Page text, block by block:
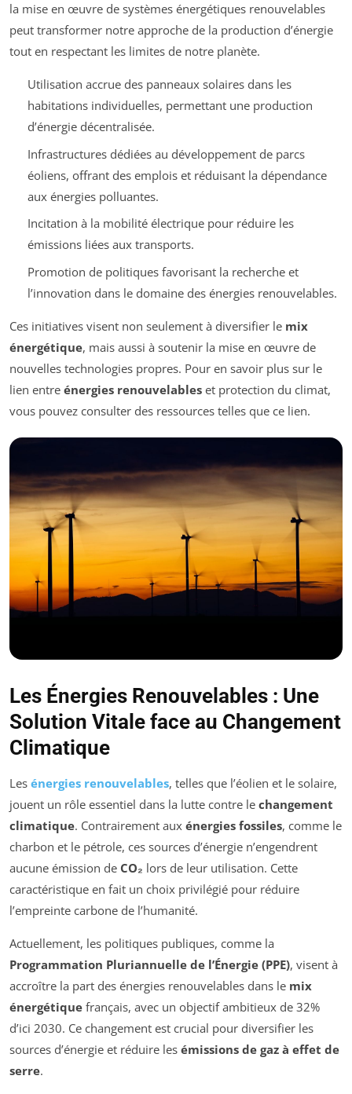
la mise en œuvre de systèmes énergétiques renouvelables
peut transformer notre approche de la production d’énergie
tout en respectant les limites de notre planète.
Utilisation accrue des panneaux solaires dans les
habitations individuelles, permettant une production
d’énergie décentralisée.
Infrastructures dédiées au développement de parcs
éoliens, offrant des emplois et réduisant la dépendance
aux énergies polluantes.
Incitation à la mobilité électrique pour réduire les
émissions liées aux transports.
Promotion de politiques favorisant la recherche et
l’innovation dans le domaine des énergies renouvelables.
Ces initiatives visent non seulement à diversifier le mix
énergétique, mais aussi à soutenir la mise en œuvre de
nouvelles technologies propres. Pour en savoir plus sur le
lien entre énergies renouvelables et protection du climat,
vous pouvez consulter des ressources telles que ce lien.
Les Énergies Renouvelables : Une
Solution Vitale face au Changement
Climatique
Les énergies renouvelables, telles que l’éolien et le solaire,
jouent un rôle essentiel dans la lutte contre le changement
climatique. Contrairement aux énergies fossiles, comme le
charbon et le pétrole, ces sources d’énergie n’engendrent
aucune émission de CO₂ lors de leur utilisation. Cette
caractéristique en fait un choix privilégié pour réduire
l’empreinte carbone de l’humanité.
Actuellement, les politiques publiques, comme la
Programmation Pluriannuelle de l’Énergie (PPE), visent à
accroître la part des énergies renouvelables dans le mix
énergétique français, avec un objectif ambitieux de 32%
d’ici 2030. Ce changement est crucial pour diversifier les
sources d’énergie et réduire les émissions de gaz à effet de
serre.